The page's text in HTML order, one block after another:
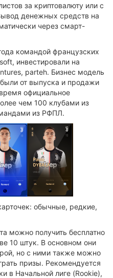
за криптовалюту или с
денежных средств на
через смарт-
командой французских
инвестировали на
parteh. Бизнес модель
от выпуска и продажи
официальное
чем 100 клубами из
из РФПЛ.
обычные, редкие,
можно получить бесплатно
10 штук. В основном они
но с ними также можно
призы. Рекомендуется
в Начальной лиге (Rookie),